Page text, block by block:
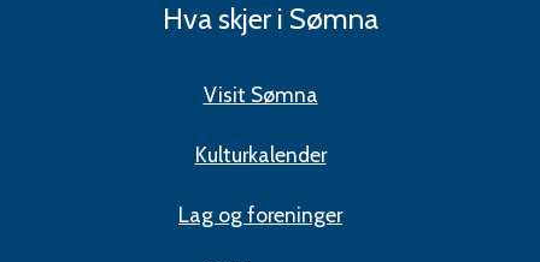
Hva skjer i Sømna
Visit Sømna
Kulturkalender
Lag og foreninger